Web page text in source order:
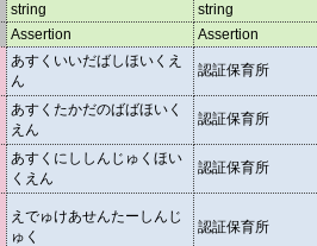
string
string
Assertion Assertion
あすくいいだばしほいくえ
ん
認証保育所
あすくたかだのばばほいく
えん
認証保育所
あすくにししんじゅくほい
くえん
認証保育所
えでゅけあせんたーしんじ
ゅく
認証保育所